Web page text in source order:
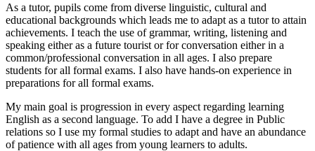
As a tutor, pupils come from diverse linguistic, cultural and
educational backgrounds which leads me to adapt as a tutor to attain
achievements. I teach the use of grammar, writing, listening and
speaking either as a future tourist or for conversation either in a
common/professional conversation in all ages. I also prepare
students for all formal exams. I also have hands-on experience in
preparations for all formal exams.
My main goal is progression in every aspect regarding learning
English as a second language. To add I have a degree in Public
relations so I use my formal studies to adapt and have an abundance
of patience with all ages from young learners to adults.